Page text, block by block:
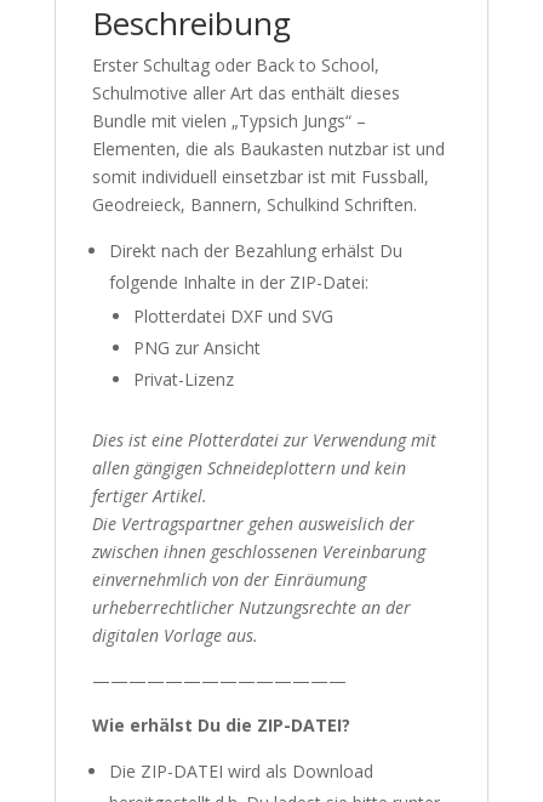
Beschreibung
Erster Schultag oder Back to School,
Schulmotive aller Art das enthält dieses
Bundle mit vielen „Typsich Jungs“ –
Elementen, die als Baukasten nutzbar ist und
somit individuell einsetzbar ist mit Fussball,
Geodreieck, Bannern, Schulkind Schriften.
Direkt nach der Bezahlung erhälst Du
folgende Inhalte in der ZIP-Datei:
Plotterdatei DXF und SVG
PNG zur Ansicht
Privat-Lizenz
Dies ist eine Plotterdatei zur Verwendung mit
allen gängigen Schneideplottern und kein
fertiger Artikel.
Die Vertragspartner gehen ausweislich der
zwischen ihnen geschlossenen Vereinbarung
einvernehmlich von der Einräumung
urheberrechtlicher Nutzungsrechte an der
digitalen Vorlage aus.
——————————————
Wie erhälst Du die ZIP-DATEI?
Die ZIP-DATEI wird als Download